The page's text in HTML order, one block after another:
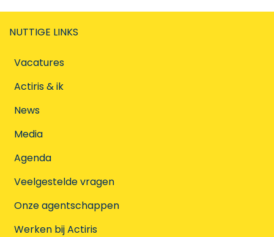
NUTTIGE LINKS
Vacatures
Actiris & ik
News
Media
Agenda
Veelgestelde vragen
Onze agentschappen
Werken bij Actiris